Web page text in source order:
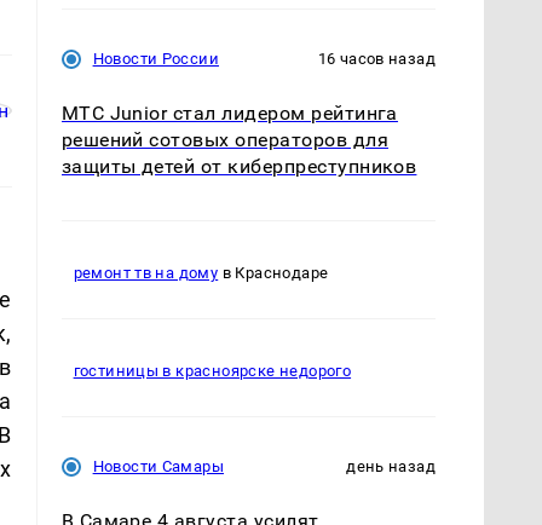
Новости России 16 часов назад
МТС Junior стал лидером рейтинга
решений сотовых операторов для
защиты детей от киберпреступников
ремонт тв на дому в Краснодаре
гостиницы в красноярске недорого
Новости Самары день назад